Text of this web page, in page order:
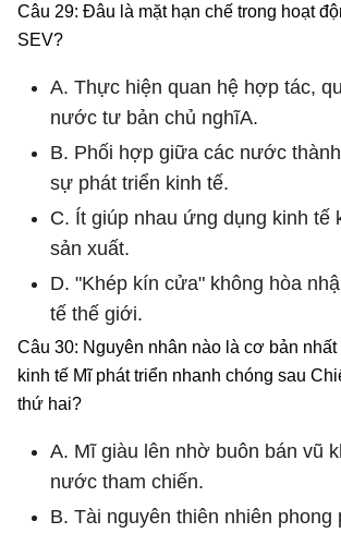
Câu 29: Đâu là mặt hạn chế trong hoạt
SEV?
A. Thực hiện quan hệ hợp tác,
nước tư bản chủ nghĩA.
B. Phối hợp giữa các nước
sự phát triển kinh tế.
C. Ít giúp nhau ứng dụng kinh tế
sản xuất.
D. "Khép kín cửa" không hòa
tế thế giới.
Câu 30: Nguyên nhân nào là cơ bản nhất
kinh tế Mĩ phát triển nhanh chóng sau
thứ hai?
A. Mĩ giàu lên nhờ buôn bán vũ
nước tham chiến.
B. Tài nguyên thiên nhiên phong